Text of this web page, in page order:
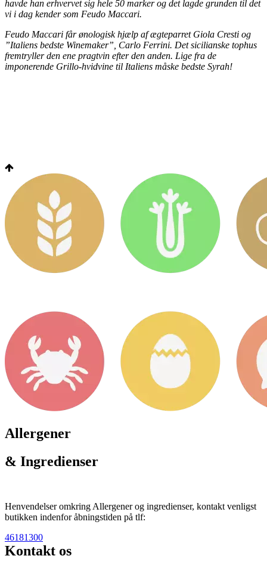
havde han erhvervet sig hele 50 marker og det lagde grunden til det
vi i dag kender som Feudo Maccari.
Feudo Maccari får ønologisk hjælp af ægteparret Giola Cresti og
”Italiens bedste Winemaker”, Carlo Ferrini. Det sicilianske tophus
fremtryller den ene pragtvin efter den anden. Lige fra de
imponerende Grillo-hvidvine til Italiens måske bedste Syrah!
Allergener
& Ingredienser
Henvendelser omkring Allergener og ingredienser, kontakt venligst
butikken indenfor åbningstiden på tlf:
46181300
Kontakt os